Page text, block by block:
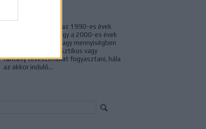
Sokan valószínűleg az 1990-es évek
második felében, vagy a 2000-es évek
elején kezdtünk el nagy mennyiségben
tudományos-fantasztikus vagy
fantasy tévészériákat fogyasztani, hála
az akkor induló...